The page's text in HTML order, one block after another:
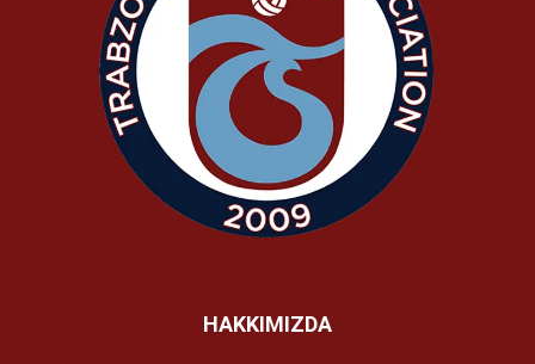
HAKKIMIZDA